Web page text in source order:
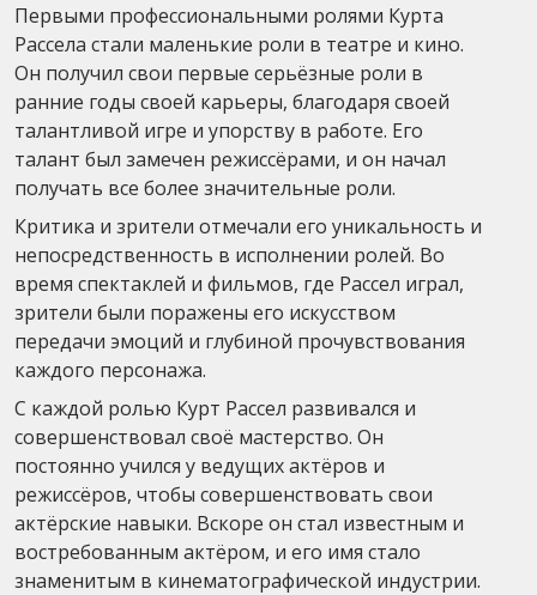
Первыми профессиональными ролями Курта
Рассела стали маленькие роли в театре и кино.
Он получил свои первые серьёзные роли в
ранние годы своей карьеры, благодаря своей
талантливой игре и упорству в работе. Его
талант был замечен режиссёрами, и он начал
получать все более значительные роли.
Критика и зрители отмечали его уникальность и
непосредственность в исполнении ролей. Во
время спектаклей и фильмов, где Рассел играл,
зрители были поражены его искусством
передачи эмоций и глубиной прочувствования
каждого персонажа.
С каждой ролью Курт Рассел развивался и
совершенствовал своё мастерство. Он
постоянно учился у ведущих актёров и
режиссёров, чтобы совершенствовать свои
актёрские навыки. Вскоре он стал известным и
востребованным актёром, и его имя стало
знаменитым в кинематографической индустрии.